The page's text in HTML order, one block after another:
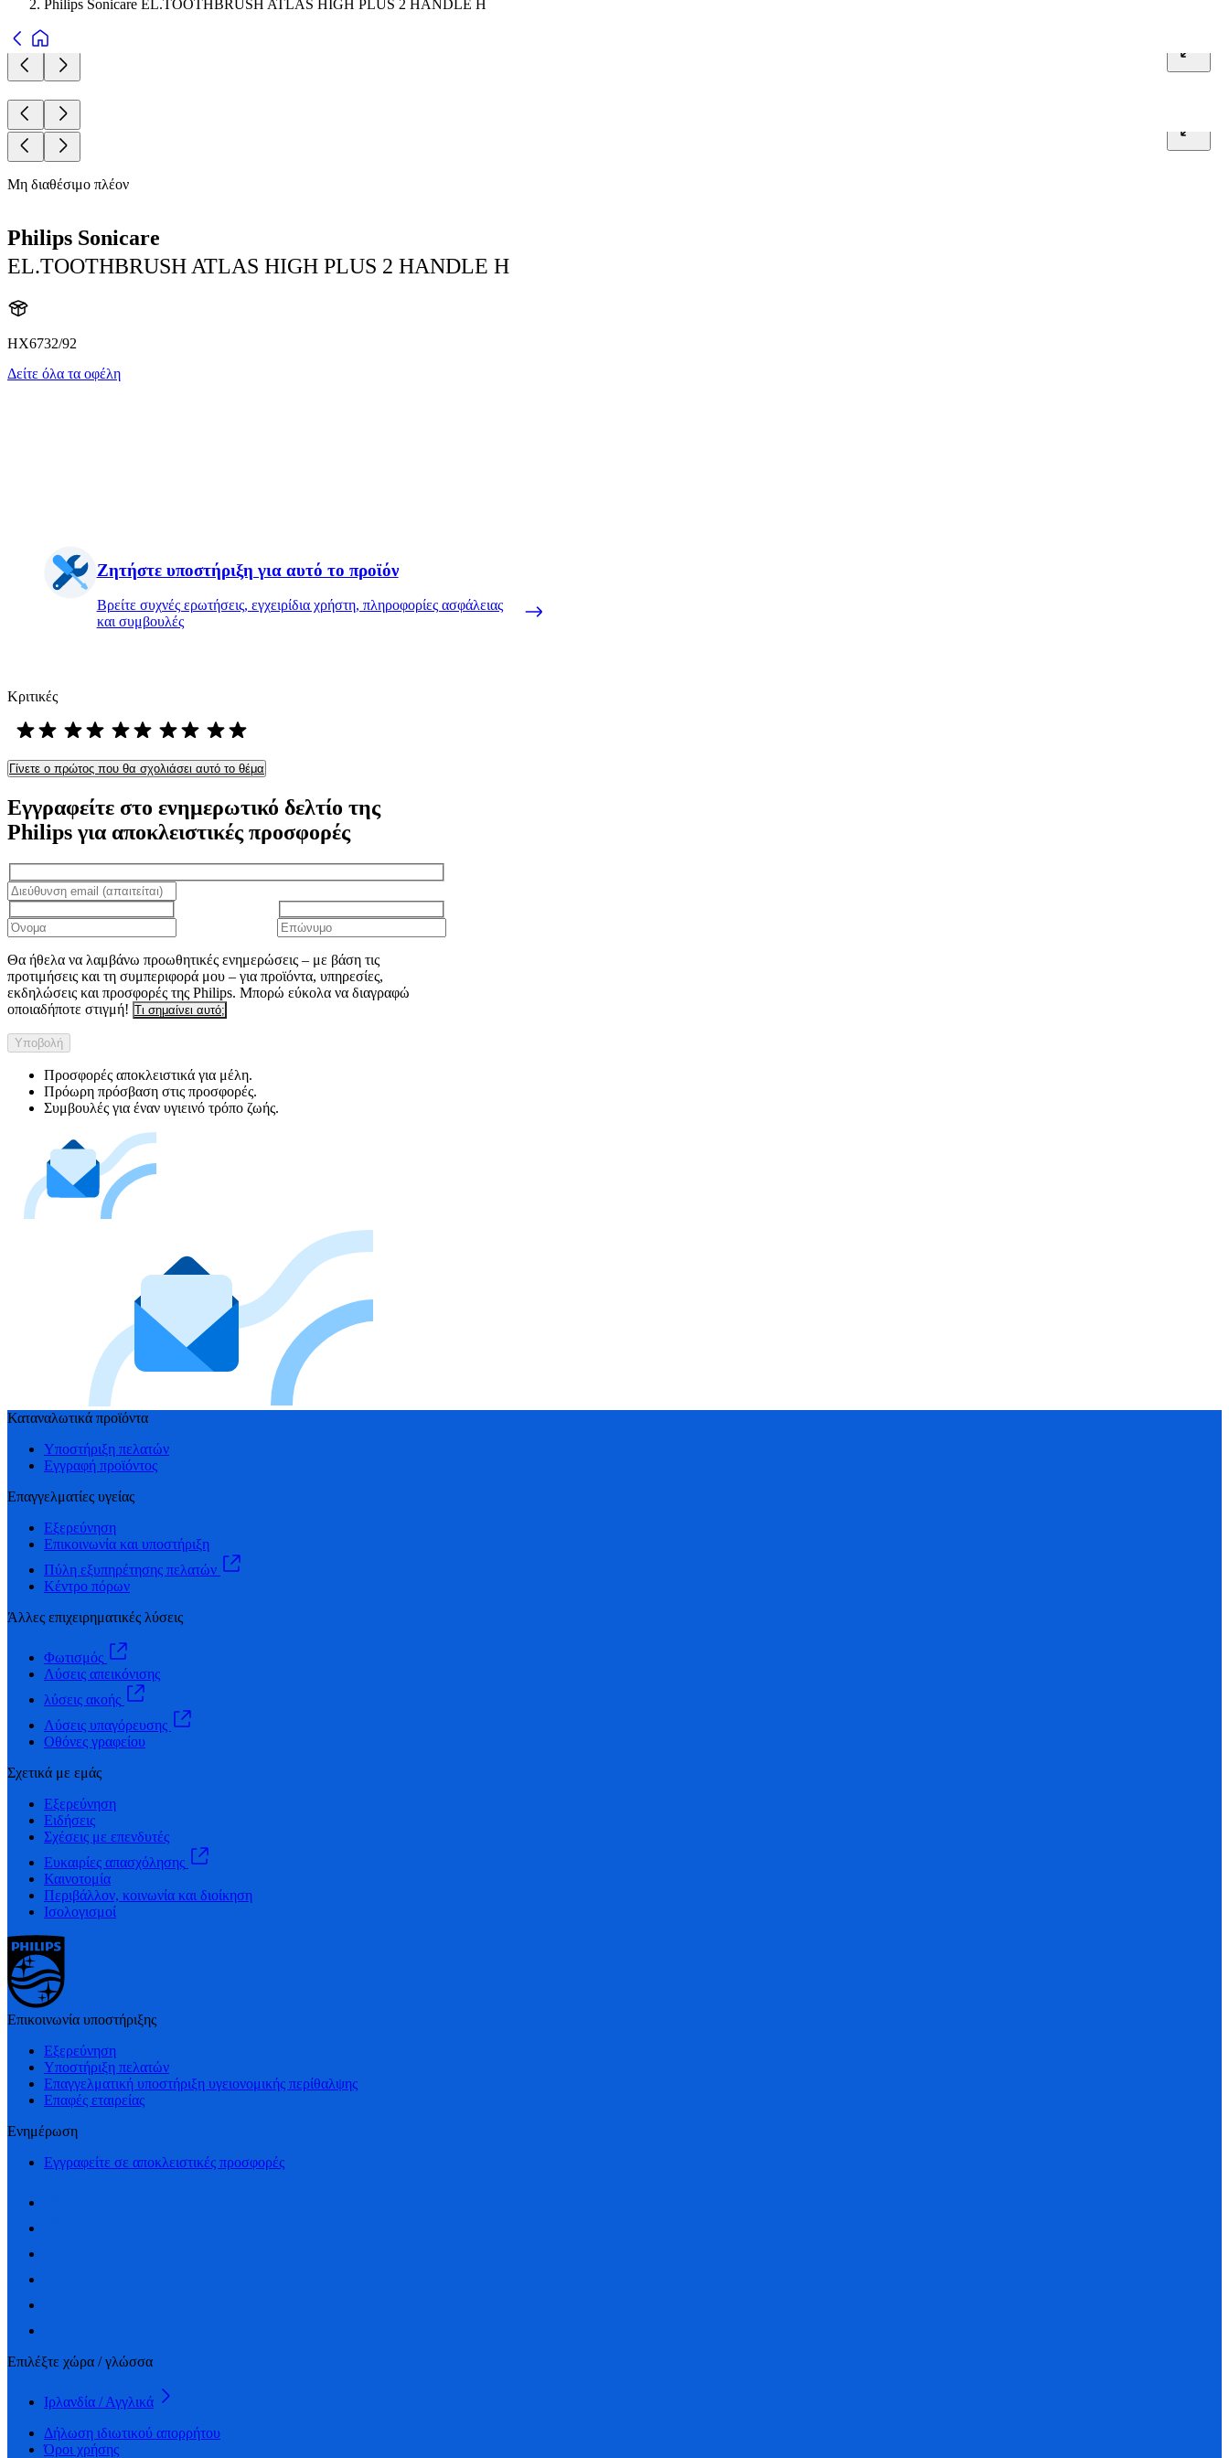
Philips Sonicare EL.TOOTHBRUSH ATLAS HIGH PLUS 2 HANDLE H
Μη διαθέσιμο πλέον
Philips Sonicare
EL.TOOTHBRUSH ATLAS HIGH PLUS 2 HANDLE H
HX6732/92
Δείτε όλα τα οφέλη
Ζητήστε υποστήριξη για αυτό το προϊόν
Βρείτε συχνές ερωτήσεις, εγχειρίδια χρήστη, πληροφορίες ασφάλειας
και συμβουλές
Κριτικές
Γίνετε ο πρώτος που θα σχολιάσει αυτό το θέμα
Εγγραφείτε στο ενημερωτικό δελτίο της
Philips για αποκλειστικές προσφορές
Θα ήθελα να λαμβάνω προωθητικές ενημερώσεις – με βάση τις
προτιμήσεις και τη συμπεριφορά μου – για προϊόντα, υπηρεσίες,
εκδηλώσεις και προσφορές της Philips. Μπορώ εύκολα να διαγραφώ
οποιαδήποτε στιγμή! Τι σημαίνει αυτό;
Υποβολή
Προσφορές αποκλειστικά για μέλη.
Πρόωρη πρόσβαση στις προσφορές.
Συμβουλές για έναν υγιεινό τρόπο ζωής.
Καταναλωτικά προϊόντα
Υποστήριξη πελατών
Εγγραφή προϊόντος
Επαγγελματίες υγείας
Εξερεύνηση
Επικοινωνία και υποστήριξη
Πύλη εξυπηρέτησης πελατών
Κέντρο πόρων
Άλλες επιχειρηματικές λύσεις
Φωτισμός
Λύσεις απεικόνισης
λύσεις ακοής
Λύσεις υπαγόρευσης
Οθόνες γραφείου
Σχετικά με εμάς
Εξερεύνηση
Ειδήσεις
Σχέσεις με επενδυτές
Ευκαιρίες απασχόλησης
Καινοτομία
Περιβάλλον, κοινωνία και διοίκηση
Ισολογισμοί
Επικοινωνία υποστήριξης
Εξερεύνηση
Υποστήριξη πελατών
Επαγγελματική υποστήριξη υγειονομικής περίθαλψης
Επαφές εταιρείας
Ενημέρωση
Εγγραφείτε σε αποκλειστικές προσφορές
Επιλέξτε χώρα / γλώσσα
Ιρλανδία / Αγγλικά
Δήλωση ιδιωτικού απορρήτου
Όροι χρήσης